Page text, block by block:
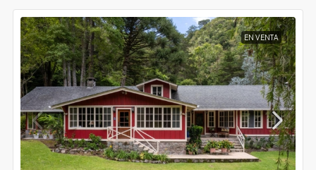
EN VENTA